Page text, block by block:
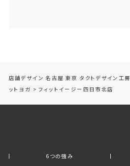
店舗デザイン 名古屋 東京 タクトデザイン工房
ットヨガ >フィットイージー四日市北店
6つの強み